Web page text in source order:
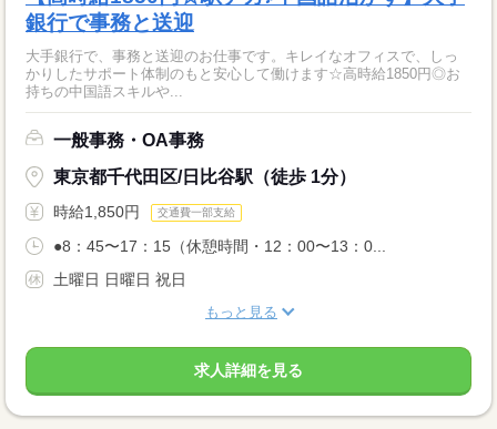
銀行で事務と送迎
大手銀行で、事務と送迎のお仕事です。キレイなオフィスで、しっ
かりしたサポート体制のもと安心して働けます☆高時給1850円◎お
持ちの中国語スキルや...
一般事務・OA事務
東京都千代田区/日比谷駅（徒歩 1分）
時給1,850円 交通費一部支給
●8：45〜17：15（休憩時間・12：00〜13：0...
土曜日 日曜日 祝日
もっと見る
求人詳細を見る